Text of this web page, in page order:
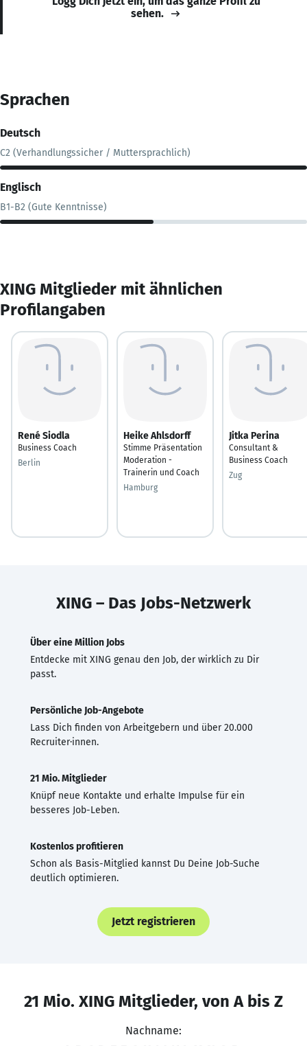
sehen.
Sprachen
Deutsch
C2 (Verhandlungssicher / Muttersprachlich)
Englisch
B1-B2 (Gute Kenntnisse)
XING Mitglieder mit ähnlichen
Profilangaben
René Siodla
Business Coach
Berlin
Heike Ahlsdorff
Stimme Präsentation
Moderation -
Trainerin und Coach
Hamburg
Jitka Perina
Consultant &
Business Coach
Zug
XING – Das Jobs-Netzwerk
Über eine Million Jobs
Entdecke mit XING genau den Job, der wirklich zu Dir
passt.
Persönliche Job-Angebote
Lass Dich finden von Arbeitgebern und über 20.000
Recruiter·innen.
21 Mio. Mitglieder
Knüpf neue Kontakte und erhalte Impulse für ein
besseres Job-Leben.
Kostenlos profitieren
Schon als Basis-Mitglied kannst Du Deine Job-Suche
deutlich optimieren.
Jetzt registrieren
21 Mio. XING Mitglieder, von A bis Z
Nachname: